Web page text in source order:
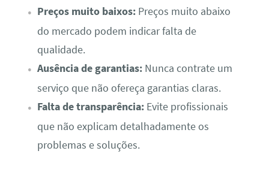
Preços muito baixos:Preços muito abaixo
do mercado podem indicar falta de
qualidade.
Ausência de garantias:Nunca contrate um
serviço que não ofereça garantias claras.
Falta de transparência:Evite profissionais
que não explicam detalhadamente os
problemas e soluções.